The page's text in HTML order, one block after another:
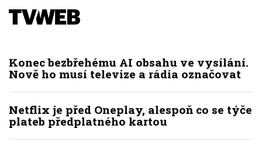
Konec bezbřehému AI obsahu ve vysílání.
Nově ho musí televize a rádia označovat
Netflix je před Oneplay, alespoň co se týče
plateb předplatného kartou